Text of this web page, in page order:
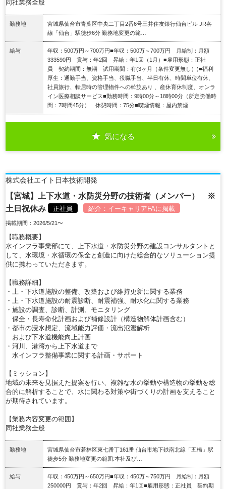
同社業務全般
勤務地
宮城県仙台市青葉区中央二丁目2番6号三井住友銀行仙台ビル JR各
線「仙台」駅徒歩6分 勤務地変更の範…
給与
年収：500万円～700万円■年収：500万～700万円 月給制：月額
333590円 賞与：年2回 昇給：年1回（1月）■雇用形態：正社
員 契約期間：無期 試用期間：有(3ヶ月（条件変更無し）)■福利
厚生：通勤手当、資格手当、役職手当、半日有休、時間単位有休、
社員旅行、転居時の管理物件への斡旋あり 、産休育休制度、オンラ
イン医療相談サービス■勤務時間：9時00分～18時00分（所定労働時
間：7時間45分） 休憩時間：75分■喫煙情報：屋内禁煙
気になる
株式会社エイト日本技術開発
【宮城】上下水道・水防災分野の技術者（メンバー） ※
土日祝休み
正社員 紹介： イーキャリアFAに掲載
掲載期間：2026/5/21〜
【職務概要】
水インフラ事業部にて、上下水道・水防災分野の建設コンサルタントと
して、水環境・水循環の保全と創造に向けた総合的なソリューション提
供に携わっていただきます。
【職務詳細】
・上・下水道施設の整備、改築および維持更新に関する業務
・上・下水道施設の耐震診断、耐震補強、耐水化に関する業務
・施設の調査、診断、計測、モニタリング
保全・長寿命化計画および補修設計（構造物解体計画含む）
・都市の浸水想定、流域能力評価・流出氾濫解析
および下水道機能向上計画
・河川、港湾から上下水道まで
水インフラ整備事業に関する計画・サポート
【ミッション】
地域の未来を見据えた提案を行い、複雑な水の挙動や構造物の挙動を総
合的に解析することで、水に関わる対策や街づくりの計画を支えること
が期待されています。
【業務内容変更の範囲】
同社業務全般
勤務地
宮城県仙台市若林区東七番丁161番 仙台市地下鉄南北線「五橋」駅
徒歩5分 勤務地変更の範囲:本社及び…
給与
年収：450万円～650万円■年収：450万～750万円 月給制：月額
250000円 賞与：年2回 昇給：年1回■雇用形態：正社員 契約期